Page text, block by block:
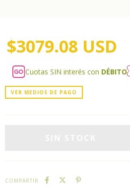
$3079.08 USD
Cuotas SIN interés con DÉBITO
VER MEDIOS DE PAGO
COMPARTIR